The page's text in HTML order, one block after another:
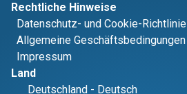
Rechtliche Hinweise
Datenschutz- und Cookie-Richtlinie
Allgemeine Geschäftsbedingungen
Impressum
Land
Deutschland - Deutsch